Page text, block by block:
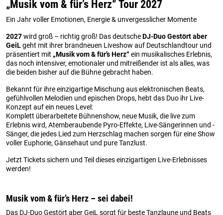
„Musik vom & für’s Herz“ Tour 2027
Ein Jahr voller Emotionen, Energie & unvergesslicher Momente
2027wird groß – richtig groß! Das deutscheDJ-Duo Gestört aber
GeiLgeht mit ihrer brandneuen Liveshow auf Deutschlandtour und
präsentiert mit „Musik vom & für’s Herz“ein musikalisches Erlebnis,
das noch intensiver, emotionaler und mitreißender ist als alles, was
die beiden bisher auf die Bühne gebracht haben.
Bekannt für ihre einzigartige Mischung aus elektronischen Beats,
gefühlvollen Melodien und epischen Drops, hebt das Duo ihr Live-
Konzept auf ein neues Level:
Komplett überarbeitete Bühnenshow, neue Musik, die live zum
Erlebnis wird, Atemberaubende Pyro-Effekte, Live-Sängerinnen und -
Sänger, die jedes Lied zum Herzschlag machen sorgen für eine Show
voller Euphorie, Gänsehaut und pure Tanzlust.
Jetzt Tickets sichern und Teil dieses einzigartigen Live-Erlebnisses
werden!
Musik vom & für’s Herz – sei dabei!
Das DJ-Duo Gestört aber GeiL sorgt für beste Tanzlaune und Beats